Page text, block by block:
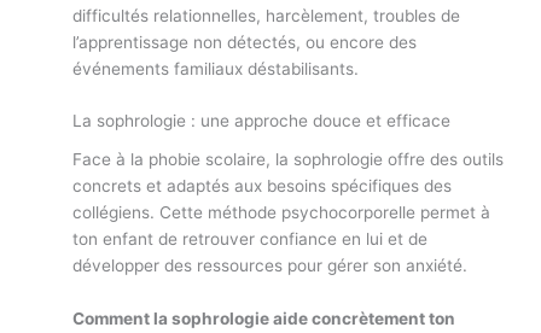
difficultés relationnelles, harcèlement, troubles de
l’apprentissage non détectés, ou encore des
événements familiaux déstabilisants.
La sophrologie : une approche douce et efficace
Face à la phobie scolaire, la sophrologie offre des outils
concrets et adaptés aux besoins spécifiques des
collégiens. Cette méthode psychocorporelle permet à
ton enfant de retrouver confiance en lui et de
développer des ressources pour gérer son anxiété.
Comment la sophrologie aide concrètement ton